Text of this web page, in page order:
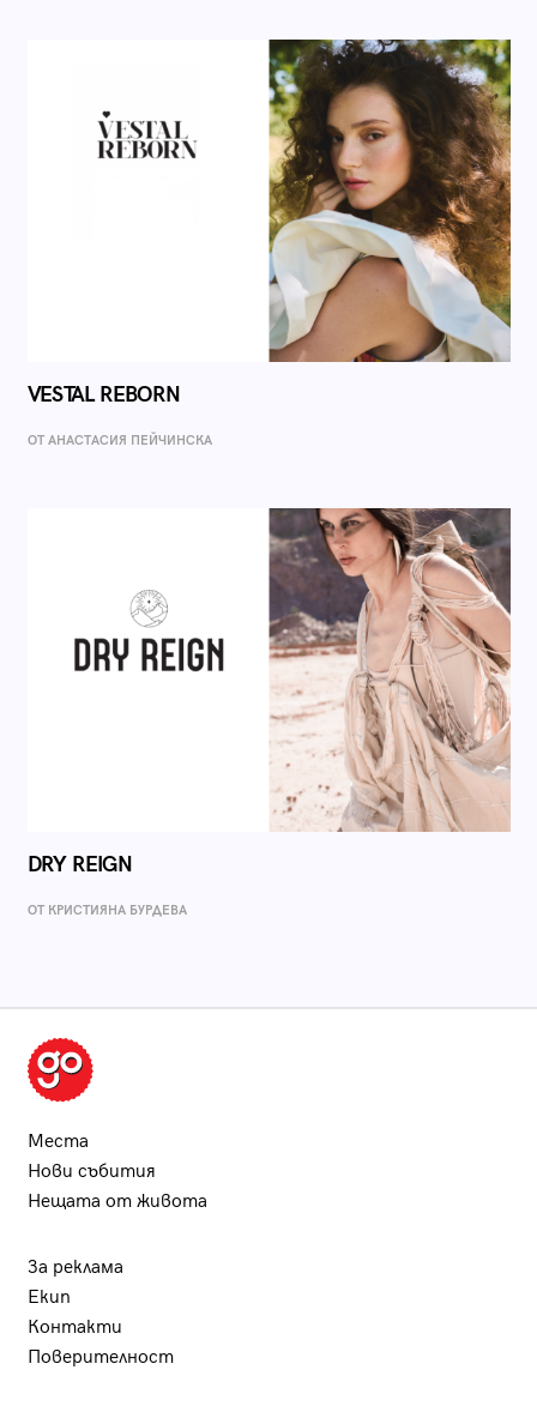
VESTAL REBORN
ОТ AНАСТАСИЯ ПЕЙЧИНСКА
DRY REIGN
ОТ КРИСТИЯНА БУРДЕВА
Места
Нови събития
Нещата от живота
За реклама
Екип
Контакти
Поверителност